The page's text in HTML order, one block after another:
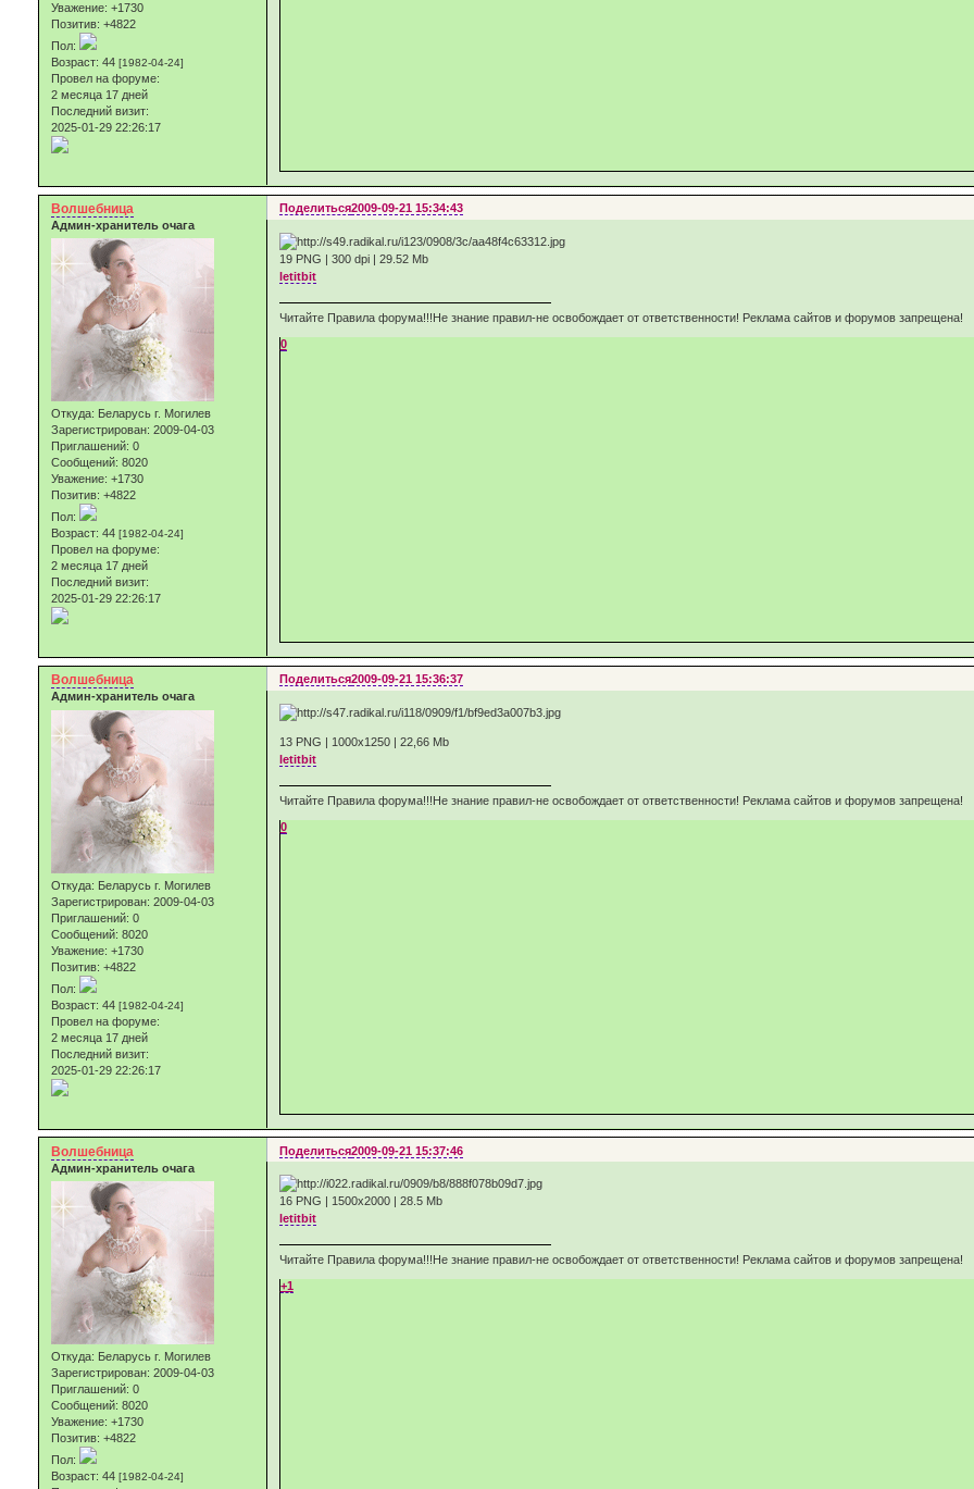
Уважение: +1730
Позитив: +4822
Пол:
Возраст: 44 [1982-04-24]
Провел на форуме:
2 месяца 17 дней
Последний визит:
2025-01-29 22:26:17
Поделиться2009-09-21 15:34:43
Волшебница
Админ-хранитель очага
Откуда: Беларусь г. Могилев
Зарегистрирован: 2009-04-03
Приглашений: 0
Сообщений: 8020
Уважение: +1730
Позитив: +4822
Пол:
Возраст: 44 [1982-04-24]
Провел на форуме:
2 месяца 17 дней
Последний визит:
2025-01-29 22:26:17
19 PNG | 300 dpi | 29.52 Мb
letitbit
Читайте Правила форума!!!Не знание правил-не освобождает от ответственности! Реклама сайтов и форумов запрещена!
0
Поделиться2009-09-21 15:36:37
Волшебница
Админ-хранитель очага
Откуда: Беларусь г. Могилев
Зарегистрирован: 2009-04-03
Приглашений: 0
Сообщений: 8020
Уважение: +1730
Позитив: +4822
Пол:
Возраст: 44 [1982-04-24]
Провел на форуме:
2 месяца 17 дней
Последний визит:
2025-01-29 22:26:17
13 PNG | 1000х1250 | 22,66 Mb
letitbit
Читайте Правила форума!!!Не знание правил-не освобождает от ответственности! Реклама сайтов и форумов запрещена!
0
Поделиться2009-09-21 15:37:46
Волшебница
Админ-хранитель очага
Откуда: Беларусь г. Могилев
Зарегистрирован: 2009-04-03
Приглашений: 0
Сообщений: 8020
Уважение: +1730
Позитив: +4822
Пол:
Возраст: 44 [1982-04-24]
16 PNG | 1500х2000 | 28.5 Мb
letitbit
Читайте Правила форума!!!Не знание правил-не освобождает от ответственности! Реклама сайтов и форумов запрещена!
+1